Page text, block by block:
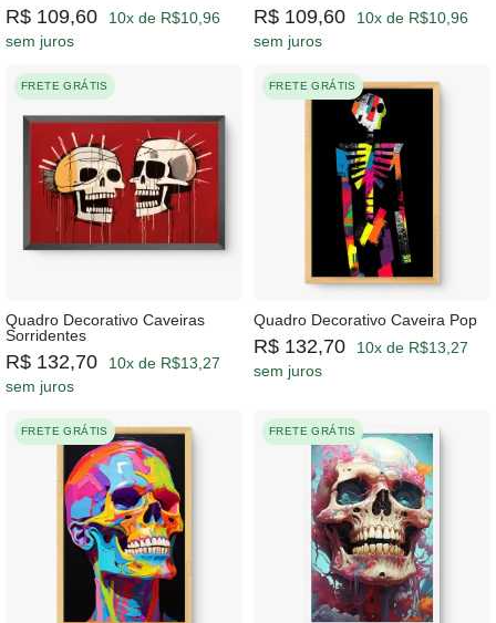
R$ 109,60
10x de R$10,96
sem juros
R$ 109,60
10x de R$10,96
sem juros
FRETE GRÁTIS
Quadro Decorativo Caveiras
Sorridentes
R$ 132,70
10x de R$13,27
sem juros
FRETE GRÁTIS
Quadro Decorativo Caveira Pop
R$ 132,70
10x de R$13,27
sem juros
FRETE GRÁTIS FRETE GRÁTIS